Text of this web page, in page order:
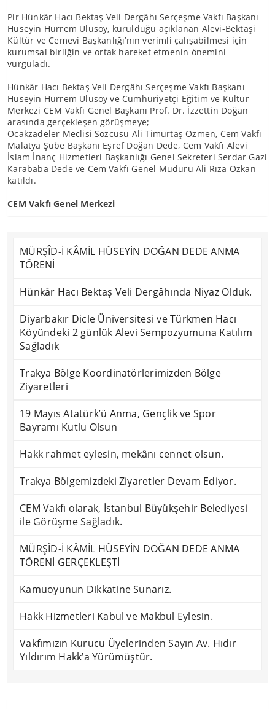
Pir Hünkâr Hacı Bektaş Veli Dergâhı Serçeşme Vakfı Başkanı
Hüseyin Hürrem Ulusoy, kurulduğu açıklanan Alevi-Bektaşi
Kültür ve Cemevi Başkanlığı’nın verimli çalışabilmesi için
kurumsal birliğin ve ortak hareket etmenin önemini
vurguladı.
Hünkâr Hacı Bektaş Veli Dergâhı Serçeşme Vakfı Başkanı
Hüseyin Hürrem Ulusoy ve Cumhuriyetçi Eğitim ve Kültür
Merkezi CEM Vakfı Genel Başkanı Prof. Dr. İzzettin Doğan
arasında gerçekleşen görüşmeye;
Ocakzadeler Meclisi Sözcüsü Ali Timurtaş Özmen, Cem Vakfı
Malatya Şube Başkanı Eşref Doğan Dede, Cem Vakfı Alevi
İslam İnanç Hizmetleri Başkanlığı Genel Sekreteri Serdar Gazi
Karababa Dede ve Cem Vakfı Genel Müdürü Ali Rıza Özkan
katıldı.
CEM Vakfı Genel Merkezi
MÜRŞÎD-İ KÂMİL HÜSEYİN DOĞAN DEDE ANMA
TÖRENİ
Hünkâr Hacı Bektaş Veli Dergâhında Niyaz Olduk.
Diyarbakır Dicle Üniversitesi ve Türkmen Hacı
Köyündeki 2 günlük Alevi Sempozyumuna Katılım
Sağladık
Trakya Bölge Koordinatörlerimizden Bölge
Ziyaretleri
19 Mayıs Atatürk’ü Anma, Gençlik ve Spor
Bayramı Kutlu Olsun
Hakk rahmet eylesin, mekânı cennet olsun.
Trakya Bölgemizdeki Ziyaretler Devam Ediyor.
CEM Vakfı olarak, İstanbul Büyükşehir Belediyesi
ile Görüşme Sağladık.
MÜRŞÎD-İ KÂMİL HÜSEYİN DOĞAN DEDE ANMA
TÖRENİ GERÇEKLEŞTİ
Kamuoyunun Dikkatine Sunarız.
Hakk Hizmetleri Kabul ve Makbul Eylesin.
Vakfımızın Kurucu Üyelerinden Sayın Av. Hıdır
Yıldırım Hakk’a Yürümüştür.